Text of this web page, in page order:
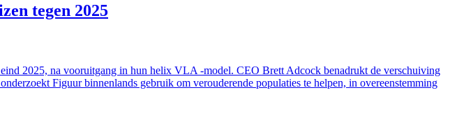
tegen 2025
2025, na vooruitgang in hun helix VLA -model. CEO Brett Adcock benadrukt de verschuiving
Figuur binnenlands gebruik om verouderende populaties te helpen, in overeenstemming